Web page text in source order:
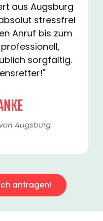
aus Augsburg
stressfrei
Anruf bis zum
sorgfältig.
Augsburg​
anfragen!